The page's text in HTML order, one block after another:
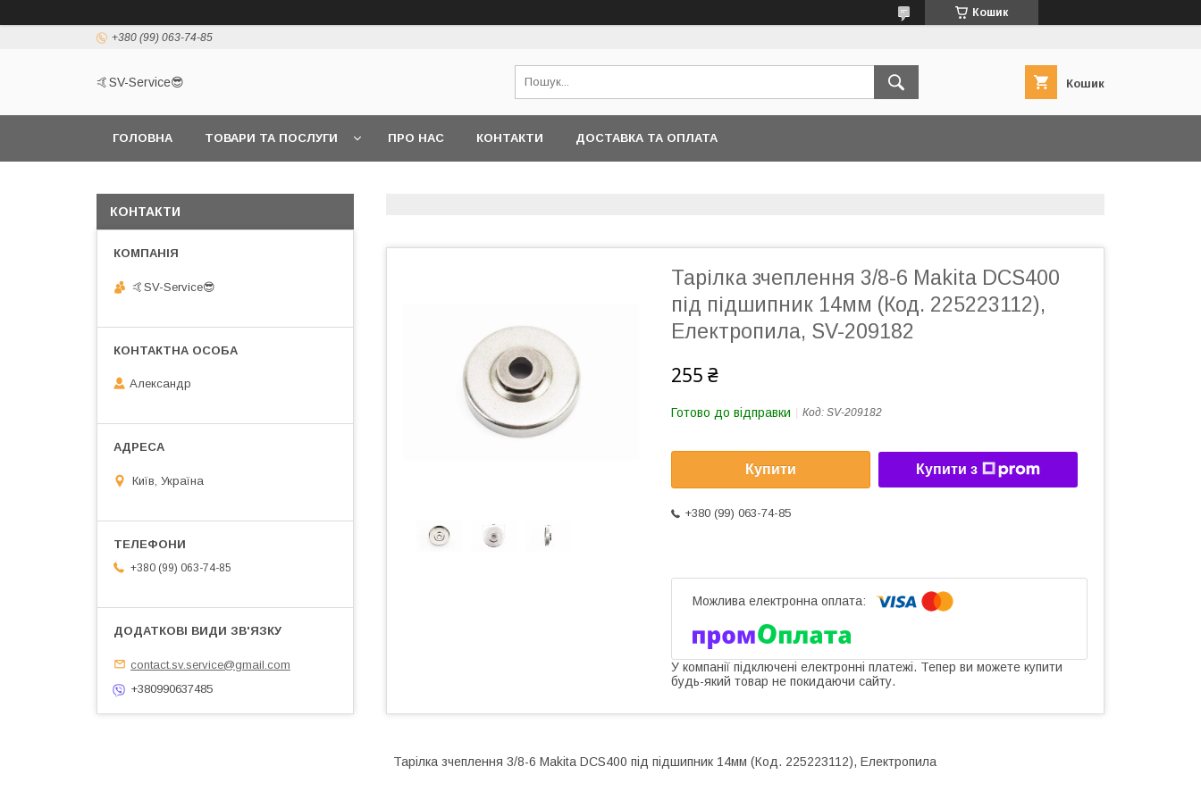
Кошик
+380 (99) 063-74-85
🤙SV-Service😎 Кошик
ГОЛОВНА ТОВАРИ ТА ПОСЛУГИ ПРО НАС КОНТАКТИ ДОСТАВКА ТА ОПЛАТА
Тарілка зчеплення 3/8-6 Makita DCS400
під підшипник 14мм (Код. 225223112),
Електропила, SV-209182
255 ₴
Готово до відправки Код: SV-209182
Купити Купити з
+380 (99) 063-74-85
У компанії підключені електронні платежі. Тепер ви можете купити
будь-який товар не покидаючи сайту.
Тарілка зчеплення 3/8-6 Makita DCS400 під підшипник 14мм (Код. 225223112), Електропила
КОНТАКТИ
🤙SV-Service😎
Александр
Київ, Україна
+380 (99) 063-74-85
contact.sv.service@gmail.com
+380990637485